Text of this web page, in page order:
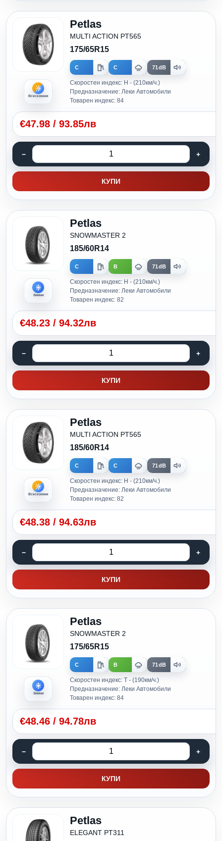
Всесезонни
Petlas
MULTI ACTION PT565
175/65R15
C C 71dB
Скоростен индекс: H - (210км/ч.)
Предназначение: Леки Автомобили
Товарен индекс: 84
€47.98 / 93.85лв
КУПИ
Зимни
Petlas
SNOWMASTER 2
185/60R14
C B 71dB
Скоростен индекс: H - (210км/ч.)
Предназначение: Леки Автомобили
Товарен индекс: 82
€48.23 / 94.32лв
КУПИ
Всесезонни
Petlas
MULTI ACTION PT565
185/60R14
C C 71dB
Скоростен индекс: H - (210км/ч.)
Предназначение: Леки Автомобили
Товарен индекс: 82
€48.38 / 94.63лв
КУПИ
Зимни
Petlas
SNOWMASTER 2
175/65R15
C B 71dB
Скоростен индекс: T - (190км/ч.)
Предназначение: Леки Автомобили
Товарен индекс: 84
€48.46 / 94.78лв
КУПИ
Petlas
ELEGANT PT311